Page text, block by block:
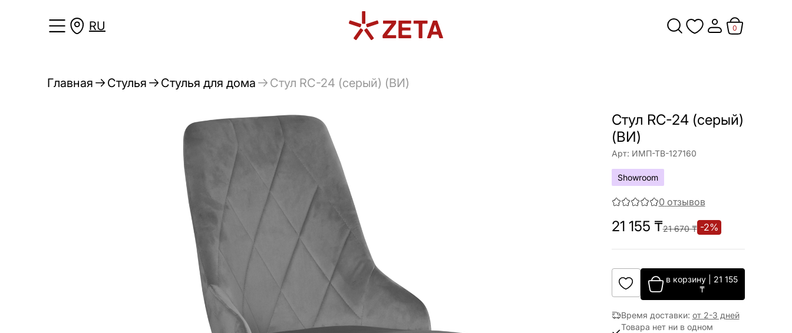
RU 0
Главная Стулья Стулья для дома Стул RC-24 (серый) (ВИ)
Стул RC-24 (серый)
(ВИ)
Арт: ИМП-ТВ-127160
Showroom
0 отзывов
21 155 ₸21 670₸ -2%
в корзину
21 155
₸
Время доставки: от 2-3 дней
Товара нет ни в одном